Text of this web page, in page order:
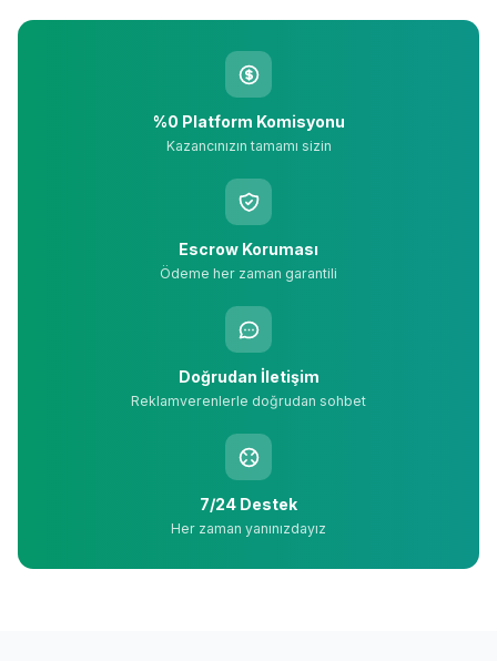
%0 Platform Komisyonu
Kazancınızın tamamı sizin
Escrow Koruması
Ödeme her zaman garantili
Doğrudan İletişim
Reklamverenlerle doğrudan sohbet
7/24 Destek
Her zaman yanınızdayız